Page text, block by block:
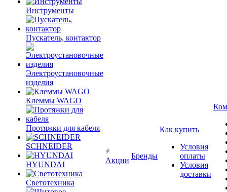
Инструменты
Пускатель, контактор
Электроустановочные
изделия
Клеммы WAGO
Протяжки для кабеля
SCHNEIDER
HYUNDAI
Светотехника
Акции
Бренды
Как купить
Условия
оплаты
Условия
доставки